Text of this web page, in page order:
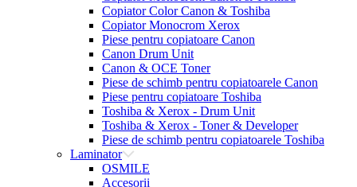
Copiator Color Canon & Toshiba
Copiator Monocrom Xerox
Piese pentru copiatoare Canon
Canon Drum Unit
Canon & OCE Toner
Piese de schimb pentru copiatoarele Canon
Piese pentru copiatoare Toshiba
Toshiba & Xerox - Drum Unit
Toshiba & Xerox - Toner & Developer
Piese de schimb pentru copiatoarele Toshiba
Laminator
OSMILE
Accesorii